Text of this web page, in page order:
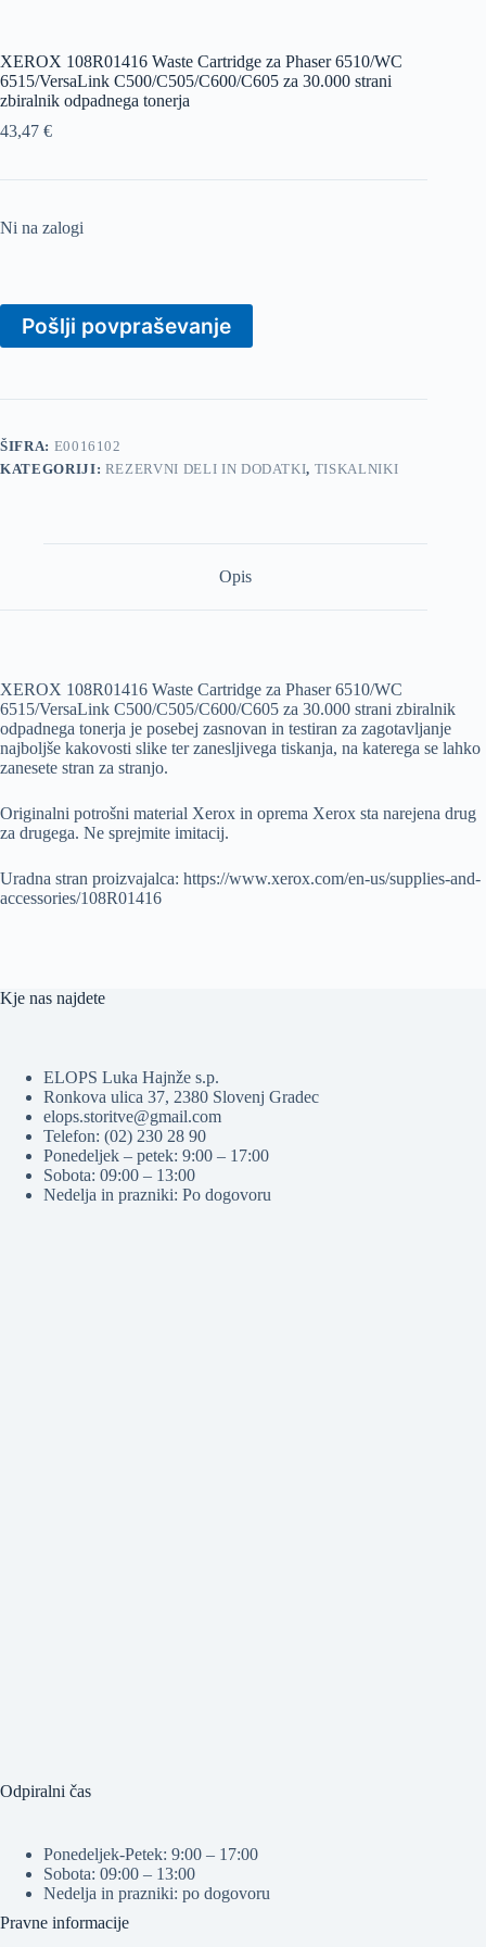
XEROX 108R01416 Waste Cartridge za Phaser 6510/WC
6515/VersaLink C500/C505/C600/C605 za 30.000 strani
zbiralnik odpadnega tonerja
43,47 €
Ni na zalogi
Pošlji povpraševanje
ŠIFRA: E0016102
KATEGORIJI: REZERVNI DELI IN DODATKI, TISKALNIKI
Opis
XEROX 108R01416 Waste Cartridge za Phaser 6510/WC
6515/VersaLink C500/C505/C600/C605 za 30.000 strani zbiralnik
odpadnega tonerja je posebej zasnovan in testiran za zagotavljanje
najboljše kakovosti slike ter zanesljivega tiskanja, na katerega se lahko
zanesete stran za stranjo.
Originalni potrošni material Xerox in oprema Xerox sta narejena drug
za drugega. Ne sprejmite imitacij.
Uradna stran proizvajalca: https://www.xerox.com/en-us/supplies-and-
accessories/108R01416
Kje nas najdete
ELOPS Luka Hajnže s.p.
Ronkova ulica 37, 2380 Slovenj Gradec
elops.storitve@gmail.com
Telefon: (02) 230 28 90
Ponedeljek – petek: 9:00 – 17:00
Sobota: 09:00 – 13:00
Nedelja in prazniki: Po dogovoru
Odpiralni čas
Ponedeljek-Petek: 9:00 – 17:00
Sobota: 09:00 – 13:00
Nedelja in prazniki: po dogovoru
Pravne informacije